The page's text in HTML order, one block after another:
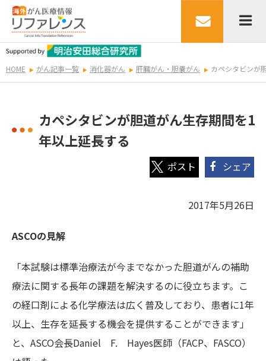
HOME がん記事一覧 消化器がん 肝臓がん・胆嚢がん カペシタビンが
カペシタビンが胆道がん生存期間を1
年以上延長する
シェア
2017年5月26日
ASCOの見解
「本試験は標準治療法が今までなかった胆道がんの補助
療法に関する長年の課題を解決するのに役立ちます。こ
の経口剤による化学療法は広く普及しており、患者に1年
以上、生存を延長する機会を提供することができます」
と、ASCO会長Daniel F. Hayes医師（FACP、FASCO）